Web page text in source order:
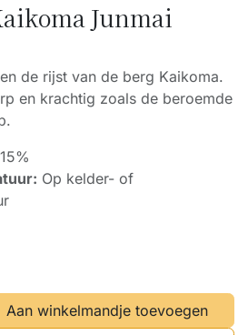
Junmai
de rijst van de berg Kaikoma.
en krachtig zoals de beroemde
15%
Op kelder- of
Aan winkelmandje toevoegen